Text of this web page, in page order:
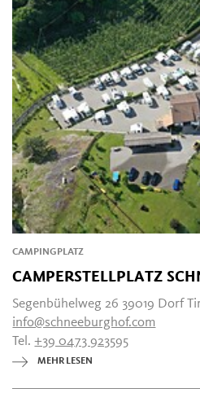
CAMPINGPLATZ
CAMPERSTELLPLATZ
Segenbühelweg 26 39019 Dorf
info@schneeburghof.com
Tel.+39 0473 923595
MEHR LESEN